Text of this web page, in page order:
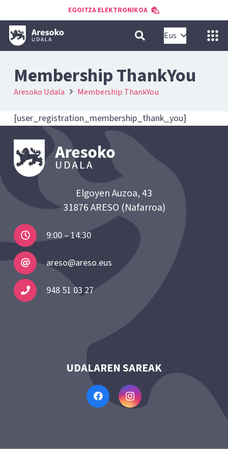
EGOITZA ELEKTRONIKOA
Eus
Membership ThankYou
Aresoko Udala Membership ThankYou
[user_registration_membership_thank_you]
Elgoyen Auzoa, 43
31876 ARESO (Nafarroa)
9:00 – 14:30
areso@areso.eus
948 51 03 27
UDALAREN SAREAK